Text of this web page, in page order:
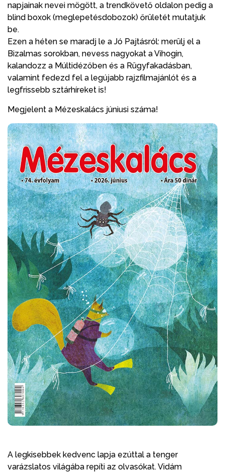
napjainak nevei mögött, a trendkövető oldalon pedig a
blind boxok (meglepetésdobozok) őrületét mutatjuk
be.
Ezen a héten se maradj le a Jó Pajtásról: merülj el a
Bizalmas sorokban, nevess nagyokat a Vihogin,
kalandozz a Múltidézőben és a Rügyfakadásban,
valamint fedezd fel a legújabb rajzfilmajánlót és a
legfrissebb sztárhíreket is!
Megjelent a Mézeskalács júniusi száma!
A legkisebbek kedvenc lapja ezúttal a tenger
varázslatos világába repíti az olvasókat. Vidám